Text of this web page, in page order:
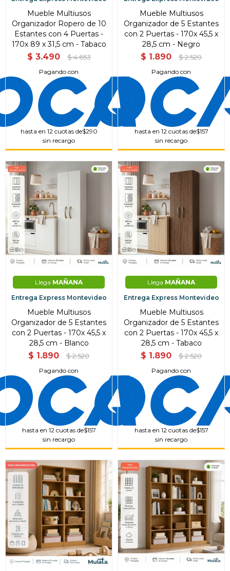
Mueble Multiusos
Organizador Ropero de 10
Estantes con 4 Puertas -
170x 89 x 31,5 cm - Tabaco
$ 3.490 $ 4.653
Pagando con
hasta en 12 cuotas de$290
sin recargo
Mueble Multiusos
Organizador de 5 Estantes
con 2 Puertas - 170x 45,5 x
28,5 cm - Negro
$ 1.890 $ 2.520
Pagando con
hasta en 12 cuotas de$157
sin recargo
Llega MAÑANA
Entrega Express Montevideo
Mueble Multiusos
Organizador de 5 Estantes
con 2 Puertas - 170x 45,5 x
28,5 cm - Blanco
$ 1.890 $ 2.520
Pagando con
hasta en 12 cuotas de$157
sin recargo
Llega MAÑANA
Entrega Express Montevideo
Mueble Multiusos
Organizador de 5 Estantes
con 2 Puertas - 170x 45,5 x
28,5 cm - Tabaco
$ 1.890 $ 2.520
Pagando con
hasta en 12 cuotas de$157
sin recargo